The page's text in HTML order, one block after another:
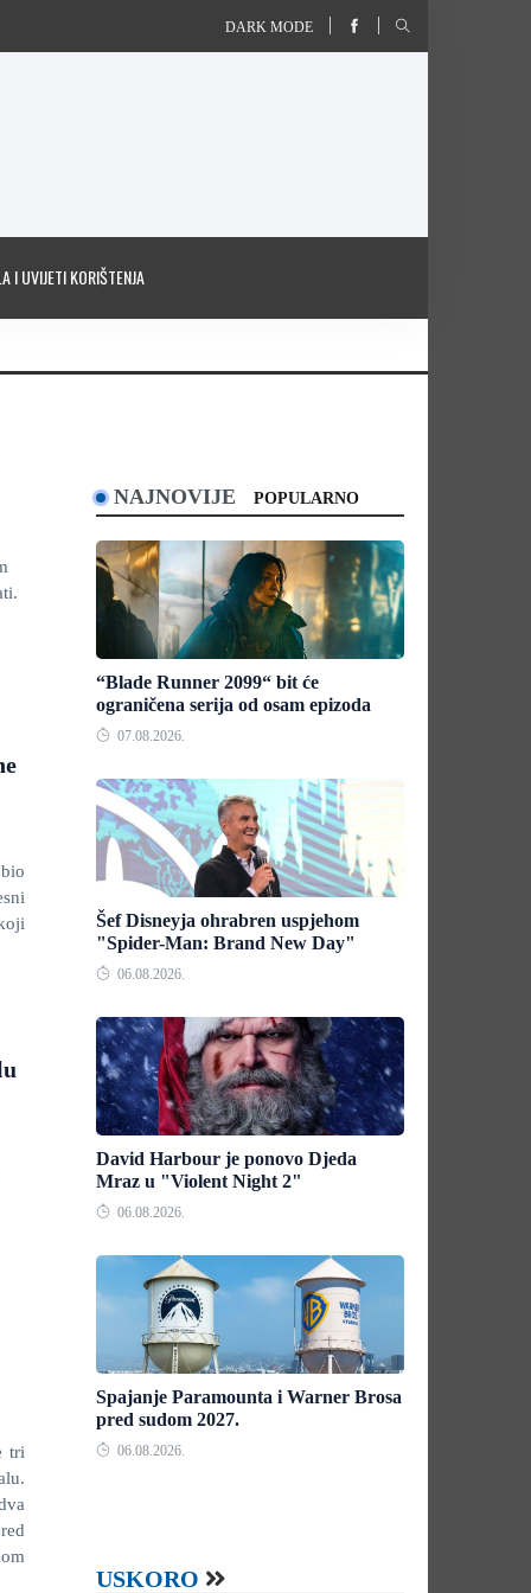
DARK MODE
I UVIJETI KORIŠTENJA
tri
NAJNOVIJE POPULARNO
“Blade Runner 2099“ bit će
ograničena serija od osam epizoda
07.08.2026.
Šef Disneyja ohrabren uspjehom
"Spider-Man: Brand New Day"
06.08.2026.
David Harbour je ponovo Djeda
Mraz u "Violent Night 2"
06.08.2026.
Spajanje Paramounta i Warner Brosa
pred sudom 2027.
06.08.2026.
USKORO